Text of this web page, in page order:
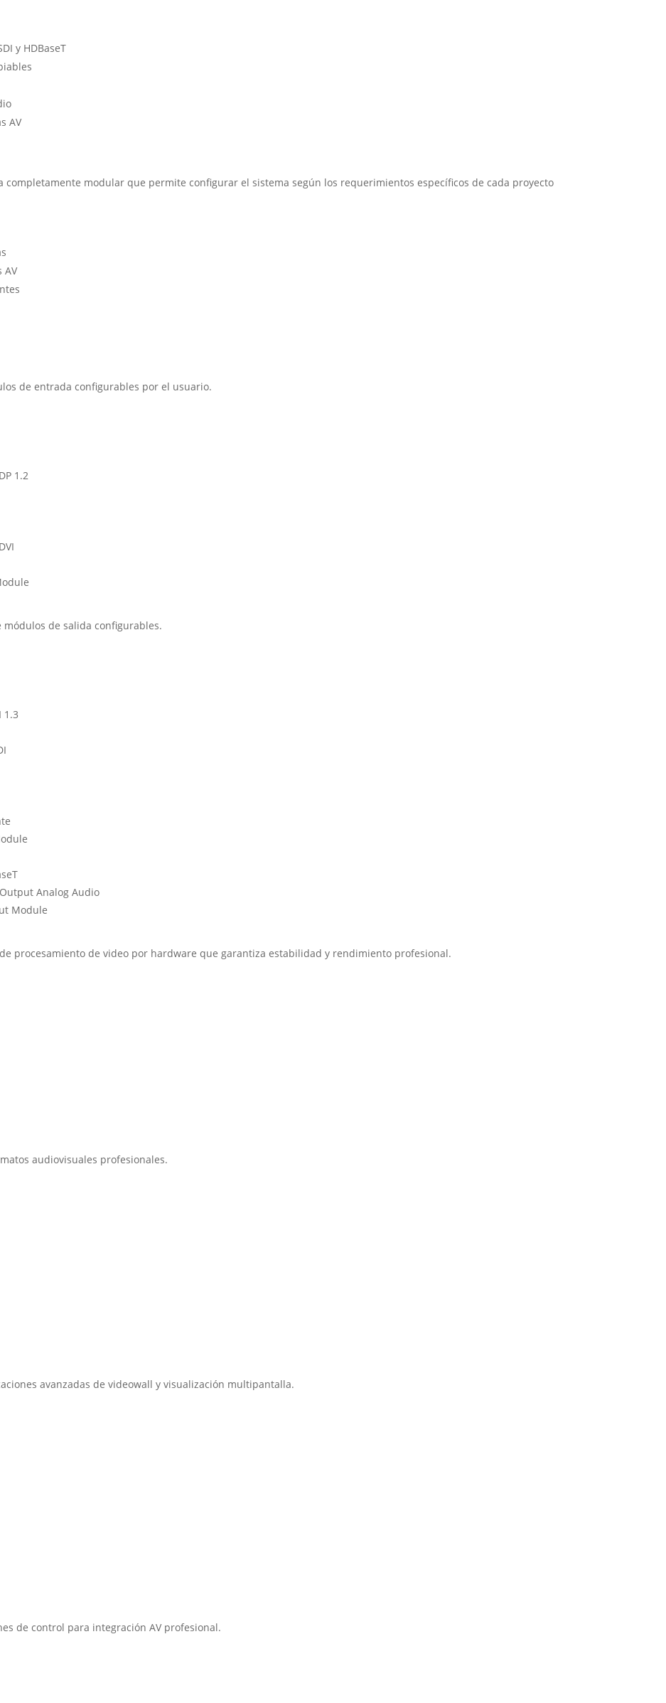
y HDBaseT
AV
completamente modular que permite configurar el sistema según los requerimientos específicos de cada proyecto
AV
de entrada configurables por el usuario.
1.2
módulos de salida configurables.
1.3
Analog Audio
Module
procesamiento de video por hardware que garantiza estabilidad y rendimiento profesional.
audiovisuales profesionales.
avanzadas de videowall y visualización multipantalla.
de control para integración AV profesional.